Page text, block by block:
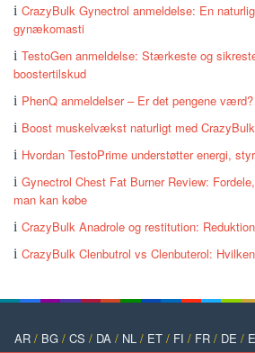
CrazyBulk Gynectrol anmeldelse: En
gynækomasti
TestoGen anmeldelse: Stærkeste og
boostertilskud
PhenQ anmeldelser – Er det pengene
Boost muskelvækst naturligt med
Hvordan TestoPrime understøtter energi,
Gynectrol Chest Fat Burner Review:
man kan købe
CrazyBulk Anadrole og restitution:
CrazyBulk Clenbutrol vs Clenbuterol:
AR / BG / CS / DA / NL / ET / FI / FR / DE /